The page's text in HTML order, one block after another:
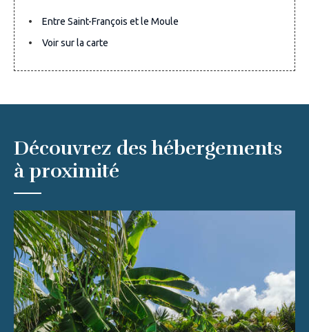
Entre Saint-François et le Moule
Voir sur la carte
Découvrez des hébergements
à proximité